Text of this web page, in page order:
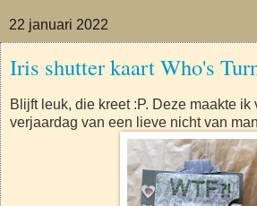
22 januari 2022
Iris shutter kaart Who's
Blijft leuk, die kreet :P. Deze maakte ik
verjaardag van een lieve nicht van